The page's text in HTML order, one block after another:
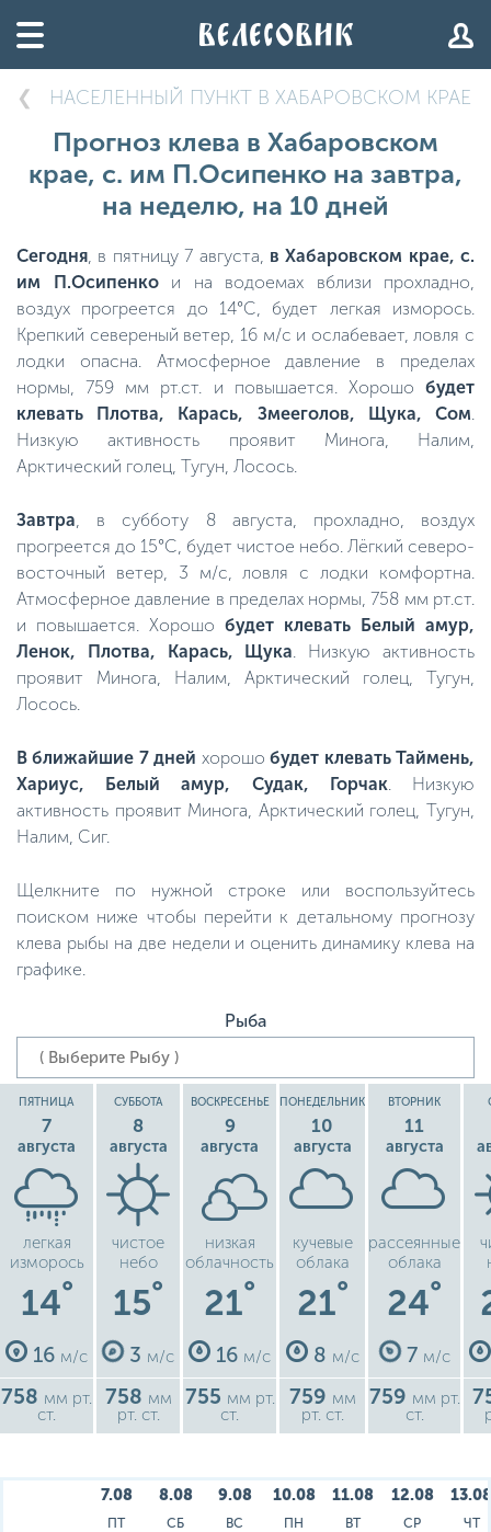
НАСЕЛЕННЫЙ ПУНКТ В ХАБАРОВСКОМ КРАЕ
Прогноз клева в Хабаровском
крае, с. им П.Осипенко на завтра,
на неделю, на 10 дней
Сегодня, в пятницу 7 августа, в Хабаровском крае, с.
им П.Осипенкои на водоемах вблизи прохладно,
воздух прогреется до 14°C, будет легкая изморось.
Крепкий севереный ветер, 16 м/с и ослабевает, ловля с
лодки опасна. Атмосферное давление в пределах
нормы, 759 мм рт.ст. и повышается. Хорошо будет
клевать Плотва, Карась, Змееголов, Щука, Сом.
Низкую активность проявит Минога, Налим,
Арктический голец, Тугун, Лосось.
Завтра, в субботу 8 августа, прохладно, воздух
прогреется до 15°C, будет чистое небо. Лёгкий северо-
восточный ветер, 3 м/с, ловля с лодки комфортна.
Атмосферное давление в пределах нормы, 758 мм рт.ст.
и повышается. Хорошо будет клевать Белый амур,
Ленок, Плотва, Карась, Щука. Низкую активность
проявит Минога, Налим, Арктический голец, Тугун,
Лосось.
В ближайшие 7 дней хорошобудет клевать Таймень,
Хариус, Белый амур, Судак, Горчак. Низкую
активность проявит Минога, Арктический голец, Тугун,
Налим, Сиг.
Щелкните по нужной строке или воспользуйтесь
поиском ниже чтобы перейти к детальному прогнозу
клева рыбы на две недели и оценить динамику клева на
графике.
Рыба
ПЯТНИЦА
7
августа
легкая
изморось
14°
16 м/с
758 мм рт.
ст.
СУББОТА
8
августа
чистое
небо
15°
3 м/с
758 мм
рт. ст.
ВОСКРЕСЕНЬЕ
9
августа
низкая
облачность
21°
16 м/с
755 мм рт.
ст.
ПОНЕДЕЛЬНИК
10
августа
кучевые
облака
21°
8 м/с
759 мм
рт. ст.
ВТОРНИК
11
августа
рассеянные
облака
24°
7 м/с
759 мм рт.
ст.
7.08
ПТ
8.08
СБ
9.08
ВС
10.08
ПН
11.08
ВТ
12.08
СР
13.08
ЧТ